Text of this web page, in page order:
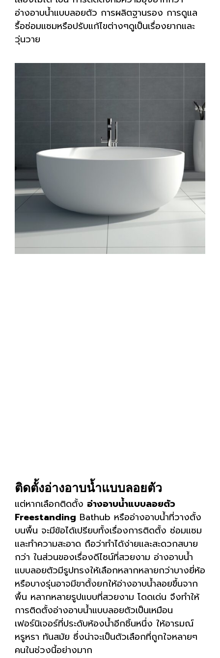
อ่างอาบน้ำแบบลอยตัว การผลิตฐานรอง การดูแล
รื้อซ่อมแซมหรือปรับแก้ไขต่างๆดูเป็นเรื่องยากและ
วุ่นวาย
ติดตั้งอ่างอาบน้ำแบบลอยตัว
แต่หากเลือกติดตั้ง อ่างอาบน้ำแบบลอยตัว
Freestanding Bathub หรืออ่างอาบน้ำที่วางตั้ง
บนพื้น จะมีข้อได้เปรียบทั้งเรื่องการติดตั้ง ซ่อมแซม
และทำความสะอาด ถือว่าทำได้ง่ายและสะดวกสบาย
กว่า ในส่วนของเรื่องดีไซน์ที่สวยงาม อ่างอาบน้ำ
แบบลอยตัวมีรูปทรงให้เลือกหลากหลายกว่าบางยี่ห้อ
หรือบางรุ่นอาจมีขาตั้งยกให้อ่างอาบน้ำลอยขึ้นจาก
พื้น หลากหลายรูปแบบที่สวยงาม โดดเด่น จึงทำให้
การติดตั้งอ่างอาบน้ำแบบลอยตัวเป็นเหมือน
เฟอร์นิเจอร์ที่ประดับห้องน้ำอีกชิ้นหนึ่ง ให้อารมณ์
หรูหรา ทันสมัย ซึ่งน่าจะเป็นตัวเลือกที่ถูกใจหลายๆ
คนในช่วงนี้อย่างมาก